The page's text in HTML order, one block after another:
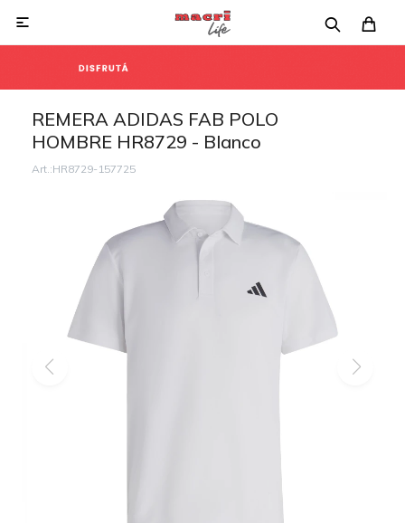

REMERA ADIDAS FAB POLO
HOMBRE HR8729 - Blanco
HR8729-157725